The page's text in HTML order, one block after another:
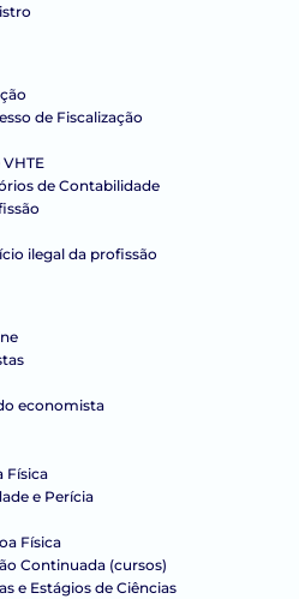
de Fiscalização
de Contabilidade
ilegal da profissão
economista
Física
e Perícia
Física
Continuada (cursos)
e Estágios de Ciências